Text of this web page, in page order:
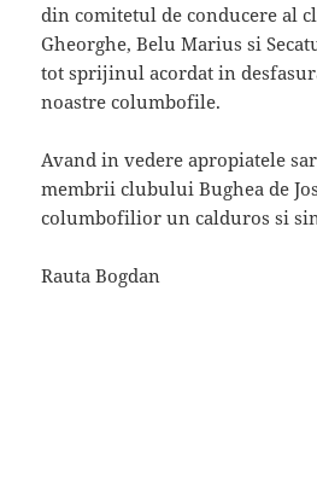
din comitetul de conducere al
Gheorghe, Belu Marius si
tot sprijinul acordat in
noastre columbofile.
Avand in vedere apropiatele
membrii clubului Bughea de
columbofilior un calduros si
Rauta Bogdan